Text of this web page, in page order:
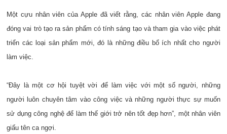
Một cựu nhân viên của Apple đã viết rằng, các nhân viên Apple đang
đóng vai trò tạo ra sản phẩm có tính sáng tạo và tham gia vào việc phát
triển các loại sản phẩm mới, đó là những điều bổ ích nhất cho người
làm việc.
“Đây là một cơ hội tuyệt vời để làm việc với một số người, những
người luôn chuyên tâm vào công việc và những người thực sự muốn
sử dụng công nghệ để làm thế giới trở nên tốt đẹp hơn”, một nhân viên
giấu tên ca ngợi.